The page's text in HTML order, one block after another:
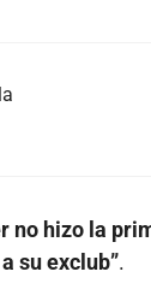
no hizo la
su exclub”.